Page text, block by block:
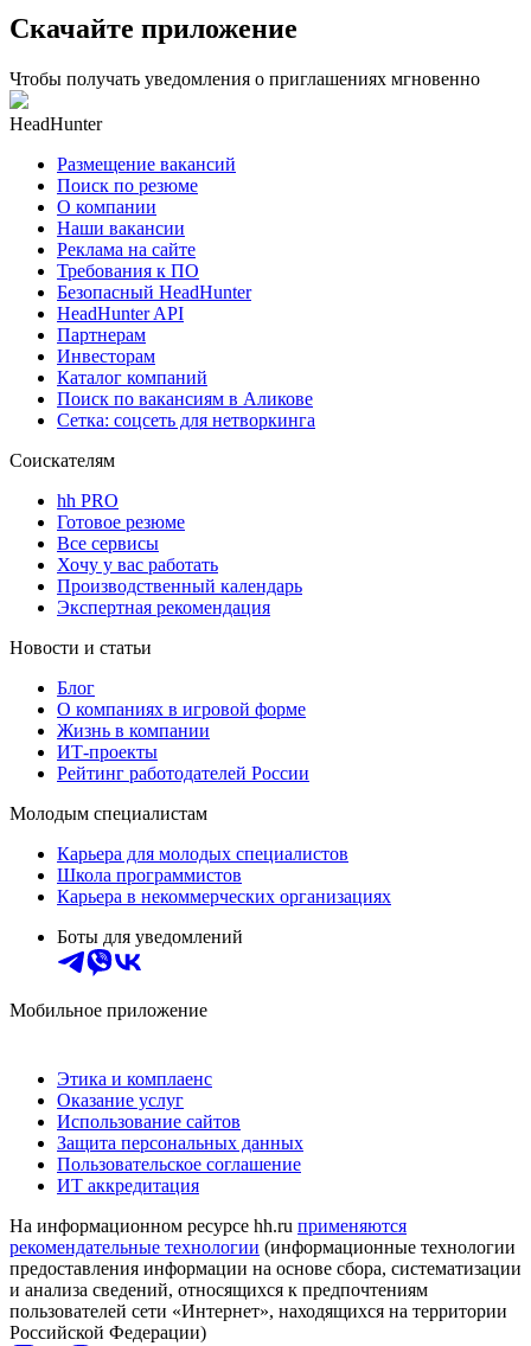
Скачайте приложение
Чтобы получать уведомления о приглашениях мгновенно
HeadHunter
Размещение вакансий
Поиск по резюме
О компании
Наши вакансии
Реклама на сайте
Требования к ПО
Безопасный HeadHunter
HeadHunter API
Партнерам
Инвесторам
Каталог компаний
Поиск по вакансиям в Аликове
Сетка: соцсеть для нетворкинга
Соискателям
hh PRO
Готовое резюме
Все сервисы
Хочу у вас работать
Производственный календарь
Экспертная рекомендация
Новости и статьи
Блог
О компаниях в игровой форме
Жизнь в компании
ИТ-проекты
Рейтинг работодателей России
Молодым специалистам
Карьера для молодых специалистов
Школа программистов
Карьера в некоммерческих организациях
Боты для уведомлений
Мобильное приложение
Этика и комплаенс
Оказание услуг
Использование сайтов
Защита персональных данных
Пользовательское соглашение
ИТ аккредитация
На информационном ресурсе hh.ru применяются
рекомендательные технологии (информационные технологии
предоставления информации на основе сбора, систематизации
и анализа сведений, относящихся к предпочтениям
пользователей сети «Интернет», находящихся на территории
Российской Федерации)